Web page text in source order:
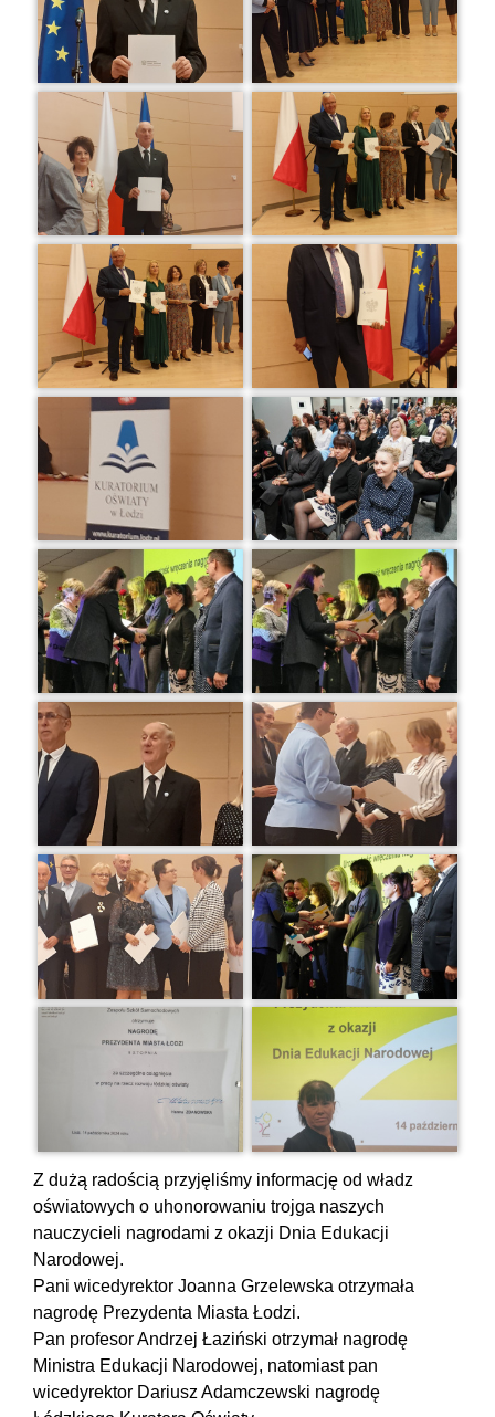
Z dużą radością przyjęliśmy informację od władz
oświatowych o uhonorowaniu trojga naszych
nauczycieli nagrodami z okazji Dnia Edukacji
Narodowej.
Pani wicedyrektor Joanna Grzelewska otrzymała
nagrodę Prezydenta Miasta Łodzi.
Pan profesor Andrzej Łaziński otrzymał nagrodę
Ministra Edukacji Narodowej, natomiast pan
wicedyrektor Dariusz Adamczewski nagrodę